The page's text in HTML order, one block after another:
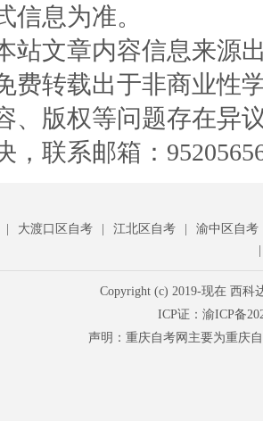
信息为准。
站文章内容信息来源
费转载出于非商业性
、版权等问题存在异
，联系邮箱：
大渡口区自考 江北区自考
渝中区自考
Copyright (c) 2019-现在 西
ICP证： 渝ICP备
声明：重庆自考网主要为重庆